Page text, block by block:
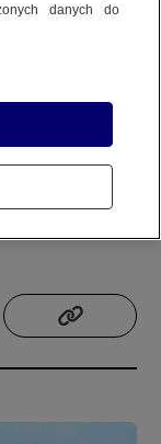
S.A. / TVN Media Sp. z
dalsze
danych do